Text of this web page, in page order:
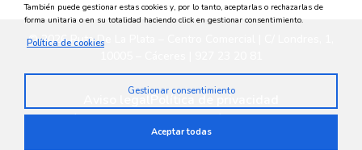
© 2026 Ruta De La Plata – Centro Comercial | C/ Londres, 1,
Política medioambientalPolítica de cookies
Privacidad en redes sociales
También puede gestionar estas cookies y, por lo tanto, aceptarlas o rechazarlas de
forma unitaria o en su totalidad haciendo click en gestionar consentimiento.
Política de cookies
Gestionar consentimiento
Aceptar todas